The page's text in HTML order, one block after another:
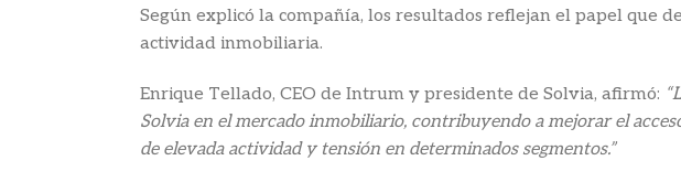
Según explicó la compañía, los resultados reflejan el papel que
actividad inmobiliaria.
Enrique Tellado, CEO de Intrum y presidente de Solvia, afirmó:
Solvia en el mercado inmobiliario, contribuyendo a mejorar el
de elevada actividad y tensión en determinados segmentos.”